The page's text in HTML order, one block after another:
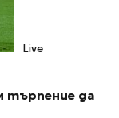
Live
търпение да